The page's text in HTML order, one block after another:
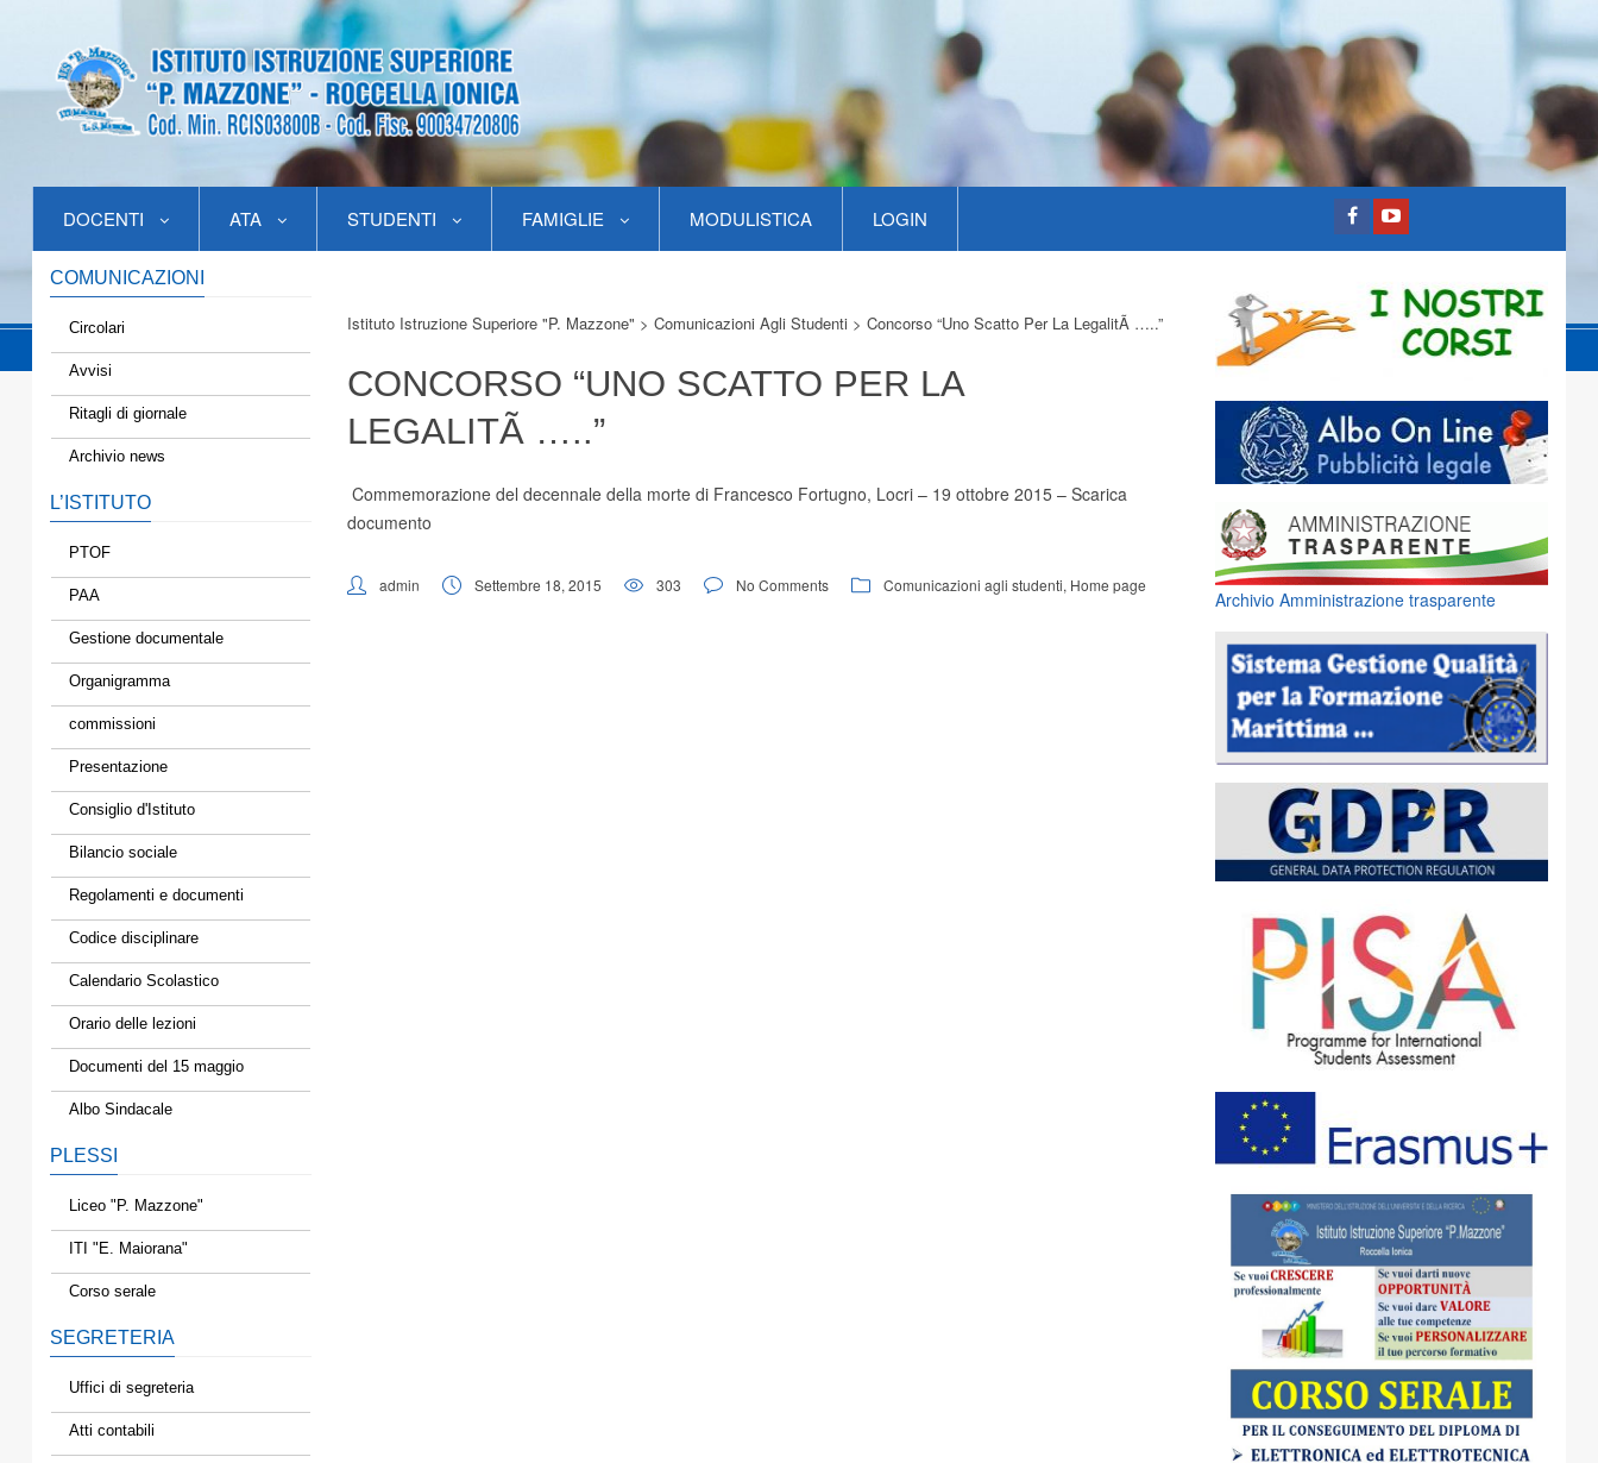
DOCENTI ATA STUDENTI FAMIGLIE MODULISTICA LOGIN
COMUNICAZIONI
Circolari
Avvisi
Ritagli di giornale
Archivio news
L’ISTITUTO
PTOF
PAA
Gestione documentale
Organigramma
commissioni
Presentazione
Consiglio d'Istituto
Bilancio sociale
Regolamenti e documenti
Codice disciplinare
Calendario Scolastico
Orario delle lezioni
Documenti del 15 maggio
Albo Sindacale
PLESSI
Liceo "P. Mazzone"
ITI "E. Maiorana"
Corso serale
SEGRETERIA
Uffici di segreteria
Atti contabili
Istituto Istruzione Superiore "P. Mazzone" > Comunicazioni Agli Studenti > Concorso “Uno Scatto Per La LegalitÃ …..”
CONCORSO “UNO SCATTO PER LA
LEGALITÃ …..”
Commemorazione del decennale della morte di Francesco Fortugno, Locri – 19 ottobre 2015 – Scarica
documento
admin Settembre 18, 2015 303 No Comments Comunicazioni agli studenti, Home page
Archivio Amministrazione trasparente